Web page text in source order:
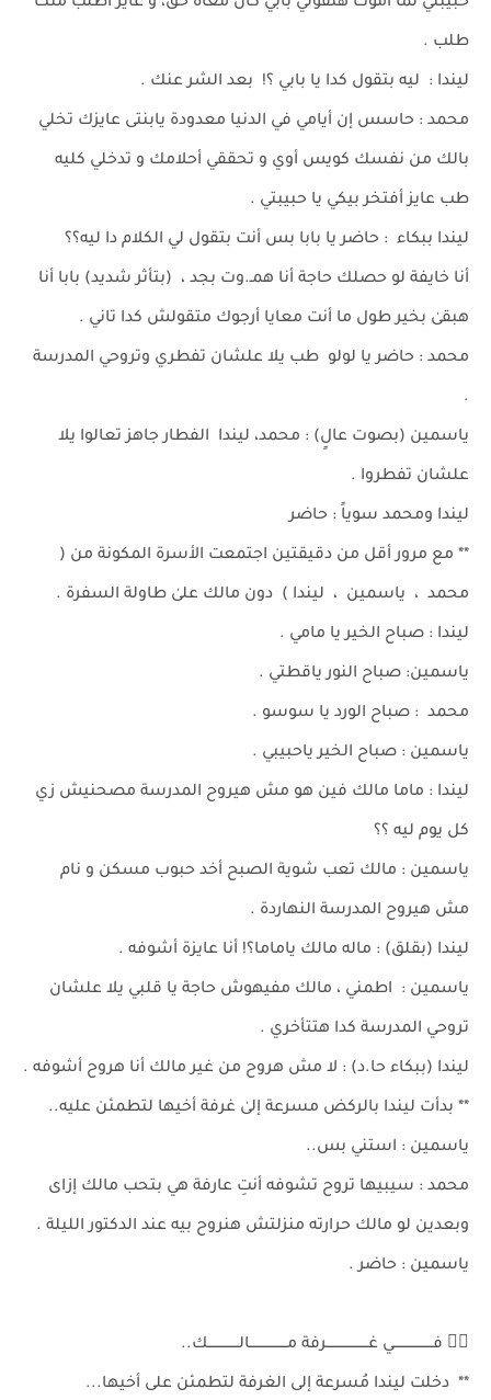
طلب .
ليندا : ليه بتقول كدا يا بابي ؟! بعد الشر عنك .
محمد : حاسس إن أيامي في الدنيا معدودة يابنتى عايزك تخلي
بالك من نفسك كويس أوي و تحققي أحلامك و تدخلي كليه
طب عايز أفتخر بيكي يا حبيبتي .
ليندا ببكاء : حاضر يا بابا بس أنت بتقول لي الكلام دا ليه؟؟
أنا خايفة لو حصلك حاجة أنا همـ.وت بجد ، (بتأثر شديد) بابا أنا
هبقىٰ بخير طول ما أنت معايا أرجوك متقولش كدا تاني .
محمد : حاضر يا لولو طب يلا علشان تفطري وتروحي المدرسة
.
ياسمين (بصوت عالٍ) : محمد، ليندا الفطار جاهز تعالوا يلا
علشان تفطروا .
ليندا ومحمد سوياً : حاضر
** مع مرور أقل من دقيقتين اجتمعت الأسرة المكونة من (
محمد ، ياسمين ، ليندا ) دون مالك علىٰ طاولة السفرة .
ليندا : صباح الخير يا مامي .
ياسمين: صباح النور ياقطتي .
محمد : صباح الورد يا سوسو .
ياسمين : صباح الخير ياحبيبي .
ليندا : ماما مالك فين هو مش هيروح المدرسة مصحنيش زي
كل يوم ليه ؟؟
ياسمين : مالك تعب شوية الصبح أخد حبوب مسكن و نام
مش هيروح المدرسة النهاردة .
ليندا (بقلق) : ماله مالك ياماما؟! أنا عايزة أشوفه .
ياسمين : اطمني ، مالك مفيهوش حاجة يا قلبي يلا علشان
تروحي المدرسة كدا هتتأخري .
ليندا (ببكاء حا.د) : لا مش هروح من غير مالك أنا هروح أشوفه .
** بدأت ليندا بالركض مسرعة إلىٰ غرفة أخيها لتطمئن عليه..
ياسمين : استني بس..
محمد : سيبيها تروح تشوفه أنتِ عارفة هي بتحب مالك إزاى
وبعدين لو مالك حرارته منزلتش هنروح بيه عند الدكتور الليلة .
ياسمين : حاضر .
👈🏼 فــــــــــــــــــي غـــــــــــــــــــرفة مـــــــــــــــــالــــــــــــــك..
** دخلت ليندا مُسرعة إلى الغرفة لتطمئن على أخيها...